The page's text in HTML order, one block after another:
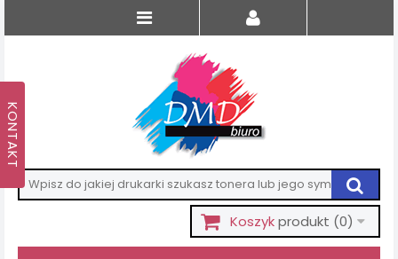
Koszykprodukt (0)